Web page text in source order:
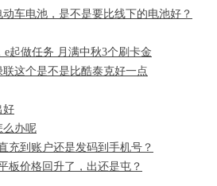
车电池，是不是要比线下的电池好？
e起做任务 月满中秋3个刷卡金
这个是不是比酷泰克好一点
好
么办呢
充到账户还是发码到手机号？
板价格回升了，出还是屯？